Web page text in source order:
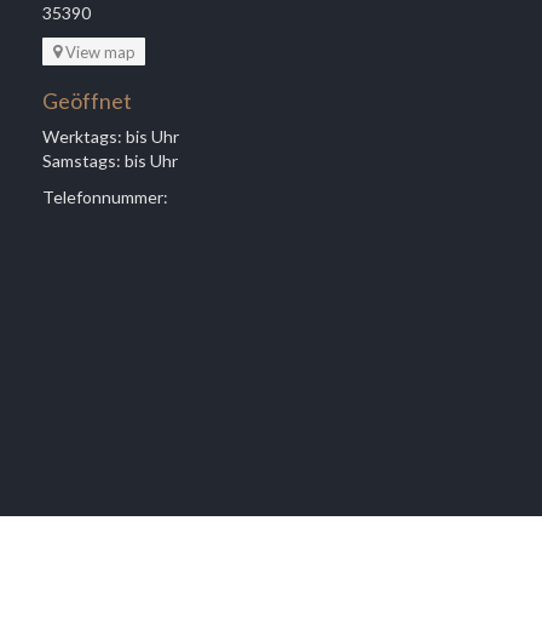
35390
View map
Geöffnet
Werktags: bis Uhr
Samstags: bis Uhr
Telefonnummer: